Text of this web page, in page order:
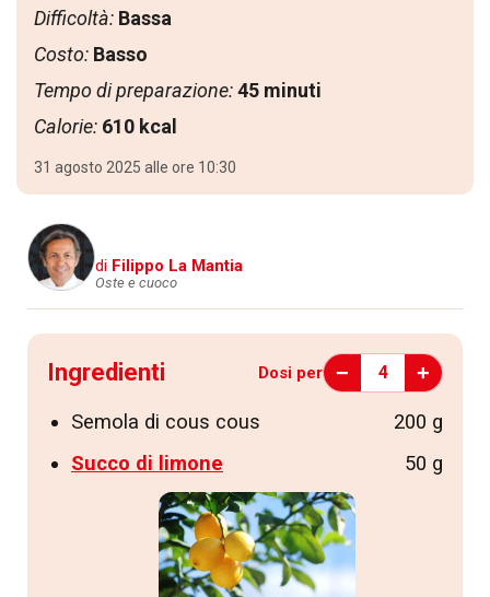
Difficoltà: Bassa
Costo: Basso
Tempo di preparazione:45 minuti
Calorie: 610 kcal
31 agosto 2025 alle ore 10:30
di Filippo La Mantia
Oste e cuoco
Ingredienti Dosi per − 4 +
Semola di cous cous
200 g
Succo di limone
50 g